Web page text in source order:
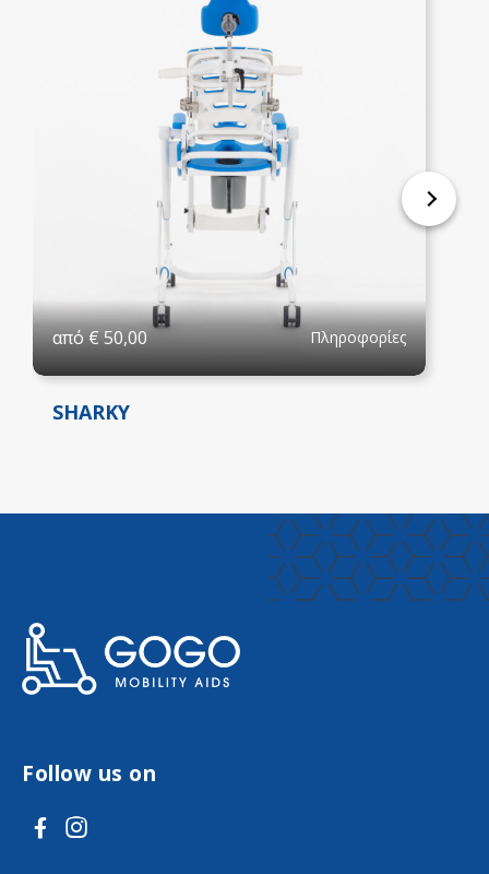
από€50,00 Πληροφορίες
SHARKY
Follow us on
V
V